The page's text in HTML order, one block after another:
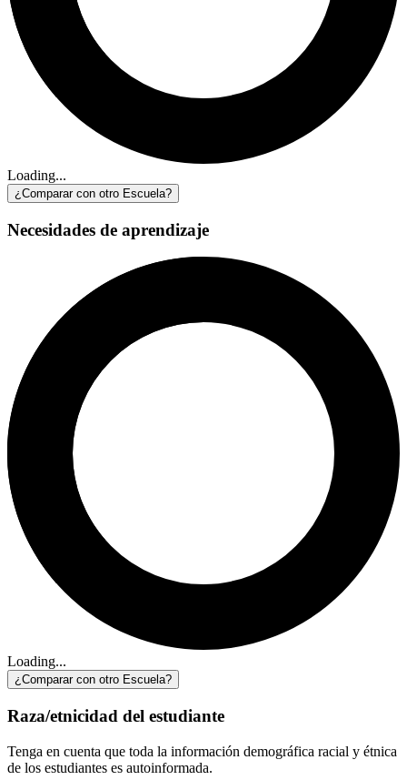
Loading...
¿Comparar con otro Escuela?
Necesidades de aprendizaje
Loading...
¿Comparar con otro Escuela?
Raza/etnicidad del estudiante
Tenga en cuenta que toda la información demográfica racial y étnica
de los estudiantes es autoinformada.